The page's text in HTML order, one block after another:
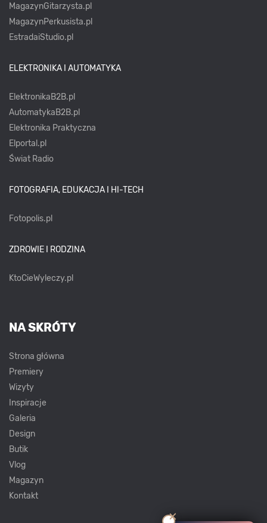
MagazynGitarzysta.pl
MagazynPerkusista.pl
EstradaiStudio.pl
ELEKTRONIKA I AUTOMATYKA
ElektronikaB2B.pl
AutomatykaB2B.pl
Elektronika Praktyczna
Elportal.pl
Świat Radio
FOTOGRAFIA, EDUKACJA I HI-TECH
Fotopolis.pl
ZDROWIE I RODZINA
KtoCieWyleczy.pl
NA SKRÓTY
Strona główna
Premiery
Wizyty
Inspiracje
Galeria
Design
Butik
Vlog
Magazyn
Kontakt